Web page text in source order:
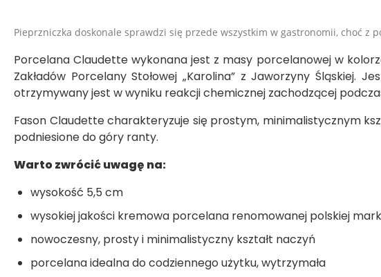
Pieprzniczka doskonale sprawdzi się przede wszystkim w gastronomii, choć z
Porcelana Claudette wykonana jest z masy porcelanowej w
Zakładów Porcelany Stołowej „Karolina” z Jaworzyny
otrzymywany jest w wyniku reakcji chemicznej zachodzącej
Fason Claudette charakteryzuje się prostym, minimalistycznym
podniesione do góry ranty.
Warto zwrócić uwagę na:
wysokość 5,5 cm
wysokiej jakości kremowa porcelana renomowanej polskiej
nowoczesny, prosty i minimalistyczny kształt naczyń
porcelana idealna do codziennego użytku, wytrzymała